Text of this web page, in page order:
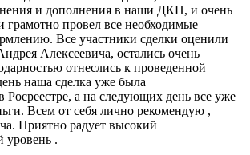
и дополнения в наши ДКП, и очень
грамотно провел все необходимые
Все участники сделки оценили
Алексеевича, остались очень
отнеслись к проведенной
наша сделка уже была
Росреестре, а на следующих день все уже
Всем от себя лично рекомендую ,
Приятно радует высокий
уровень .